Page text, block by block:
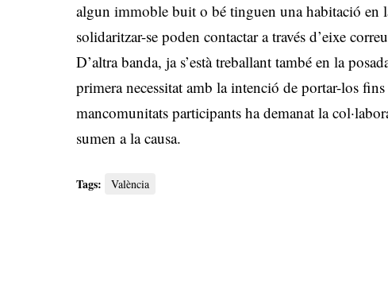
algun immoble buit o bé tinguen una habitació
solidaritzar-se poden contactar a través d’eixe
D’altra banda, ja s’està treballant també en la
primera necessitat amb la intenció de portar-los
mancomunitats participants ha demanat la
sumen a la causa.
Tags: València